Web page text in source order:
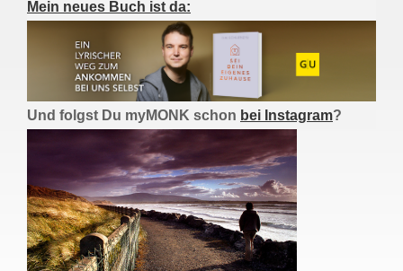
Mein neues Buch ist da:
Und folgst Du myMONK schon bei Instagram?